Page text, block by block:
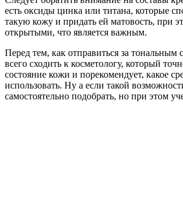
есть оксиды цинка или титана, которые
такую кожу и придать ей матовость, при
открытыми, что является важным.
Перед тем, как отправиться за тональным
всего сходить к косметологу, который
состояние кожи и порекомендует, какое
использовать. Ну а если такой
самостоятельно подобрать, но при этом